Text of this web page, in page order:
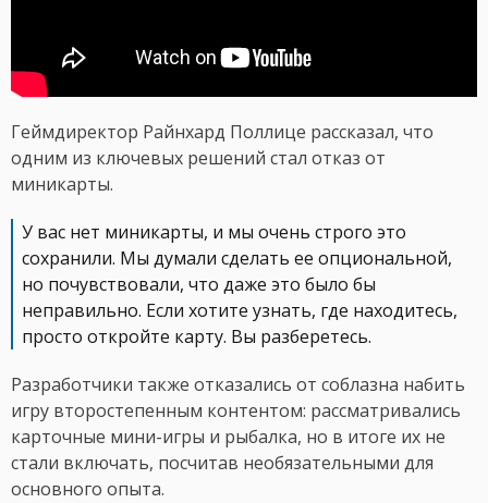
Геймдиректор Райнхард Поллице рассказал, что
одним из ключевых решений стал отказ от
миникарты.
У вас нет миникарты, и мы очень строго это
сохранили. Мы думали сделать ее опциональной,
но почувствовали, что даже это было бы
неправильно. Если хотите узнать, где находитесь,
просто откройте карту. Вы разберетесь.
Разработчики также отказались от соблазна набить
игру второстепенным контентом: рассматривались
карточные мини-игры и рыбалка, но в итоге их не
стали включать, посчитав необязательными для
основного опыта.